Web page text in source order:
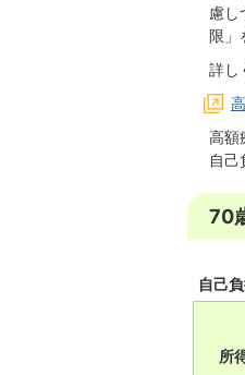
慮し
限」
詳し
高額
自己
70
自己
所